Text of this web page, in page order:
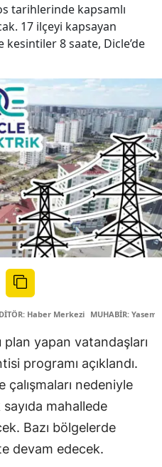
tarihlerinde kapsamlı
17 ilçeyi kapsayan
8 saate, Dicle’de
Haber Merkezi MUHABİR:
plan yapan vatandaşları
programı açıklandı.
çalışmaları nedeniyle
mahallede
Bazı bölgelerde
devam edecek.